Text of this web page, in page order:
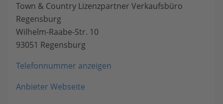
Town & Country Lizenzpartner Verkaufsbüro
Regensburg
Wilhelm-Raabe-Str. 10
93051 Regensburg
Telefonnummer anzeigen
Anbieter Webseite